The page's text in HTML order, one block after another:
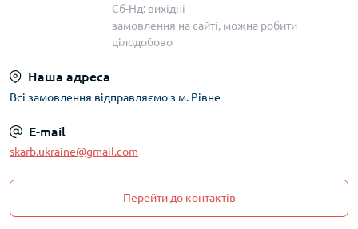
Сб-Нд: вихідні
замовлення на сайті, можна робити
цілодобово
Наша адреса
Всі замовлення відправляємо з м. Рівне
E-mail
skarb.ukraine@gmail.com
Перейти до контактів